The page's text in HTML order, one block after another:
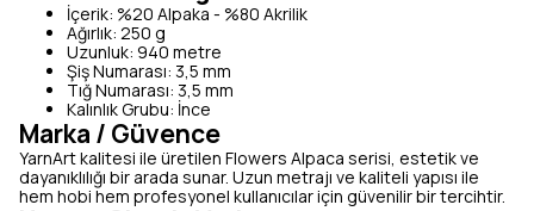
İçerik: %20 Alpaka - %80 Akrilik
Ağırlık: 250 g
Uzunluk: 940 metre
Şiş Numarası: 3,5 mm
Tığ Numarası: 3,5 mm
Kalınlık Grubu: İnce
Marka / Güvence
YarnArt kalitesi ile üretilen Flowers Alpaca serisi, estetik ve
dayanıklılığı bir arada sunar. Uzun metrajı ve kaliteli yapısı ile
hem hobi hem profesyonel kullanıcılar için güvenilir bir tercihtir.